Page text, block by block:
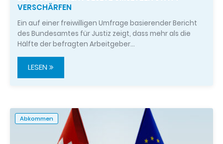
VERSCHÄRFEN
Ein auf einer freiwilligen Umfrage basierender Bericht
des Bundesamtes für Justiz zeigt, dass mehr als die
Hälfte der befragten Arbeitgeber…
LESEN
Abkommen